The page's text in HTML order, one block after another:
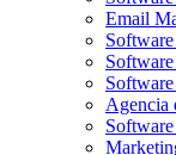
Email
Agencia